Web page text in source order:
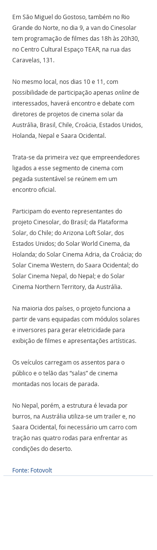
Em São Miguel do Gostoso, também no Rio
Grande do Norte, no dia 9, a van do Cinesolar
tem programação de filmes das 18h às 20h30,
no Centro Cultural Espaço TEAR, na rua das
Caravelas, 131.
No mesmo local, nos dias 10 e 11, com
possibilidade de participação apenas online de
interessados, haverá encontro e debate com
diretores de projetos de cinema solar da
Austrália, Brasil, Chile, Croácia, Estados Unidos,
Holanda, Nepal e Saara Ocidental.
Trata-se da primeira vez que empreendedores
ligados a esse segmento de cinema com
pegada sustentável se reúnem em um
encontro oficial.
Participam do evento representantes do
projeto Cinesolar, do Brasil; da Plataforma
Solar, do Chile; do Arizona Loft Solar, dos
Estados Unidos; do Solar World Cinema, da
Holanda; do Solar Cinema Adria, da Croácia; do
Solar Cinema Western, do Saara Ocidental; do
Solar Cinema Nepal, do Nepal; e do Solar
Cinema Northern Territory, da Austrália.
Na maioria dos países, o projeto funciona a
partir de vans equipadas com módulos solares
e inversores para gerar eletricidade para
exibição de filmes e apresentações artísticas.
Os veículos carregam os assentos para o
público e o telão das “salas” de cinema
montadas nos locais de parada.
No Nepal, porém, a estrutura é levada por
burros, na Austrália utiliza-se um trailer e, no
Saara Ocidental, foi necessário um carro com
tração nas quatro rodas para enfrentar as
condições do deserto.
Fonte: Fotovolt